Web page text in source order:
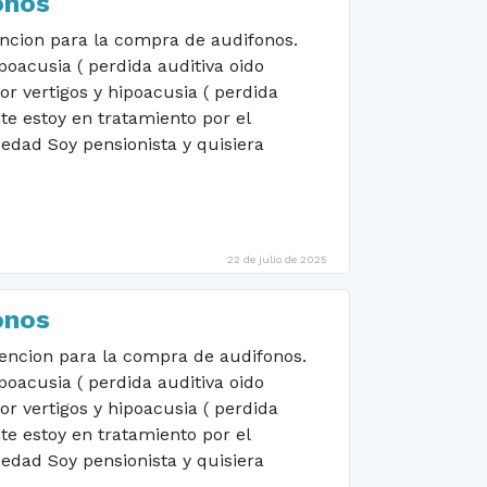
para la compra de audifonos.
( perdida auditiva oido
vertigos y hipoacusia ( perdida
estoy en tratamiento por el
Soy pensionista y quisiera
22 de julio de 2025
para la compra de audifonos.
( perdida auditiva oido
vertigos y hipoacusia ( perdida
estoy en tratamiento por el
Soy pensionista y quisiera